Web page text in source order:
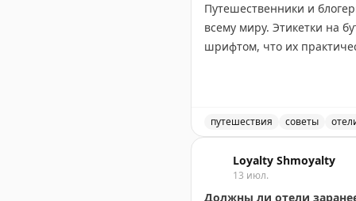
Путешественники и
всему миру. Этикетки на
шрифтом, что их
какая бутылка для чего
шампуня или наоборот.
Отели могли бы легко
путешествия советы
Loyalty Shmoyalty
13 июл.
Должны ли отели